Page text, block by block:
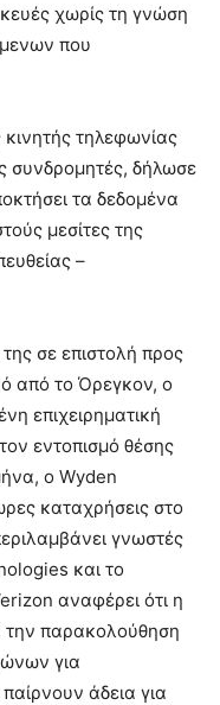
χωρίς τη γνώση
που
τηλεφωνίας
συνδρομητές, δήλωσε
τα δεδομένα
μεσίτες της
–
σε επιστολή προς
από το Όρεγκον, ο
επιχειρηματική
εντοπισμό θέσης
ο Wyden
καταχρήσεις στο
γνωστές
και το
αναφέρει ότι η
την παρακολούθηση
για
άδεια για